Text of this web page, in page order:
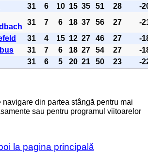
31 6 10 15 35 51 28
-
31 7 6 18 37 56 27
-
31 4 15 12 27 46 27
-
31 7 6 18 27 54 27
-
31 6 5 20 21 50 23 -
din partea stângă pentru mai
sau pentru programul viitoarelor
la pagina principală